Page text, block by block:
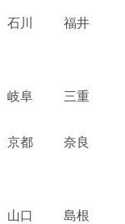
石川
福井
岐阜 三重
京都
奈良
山口
島根